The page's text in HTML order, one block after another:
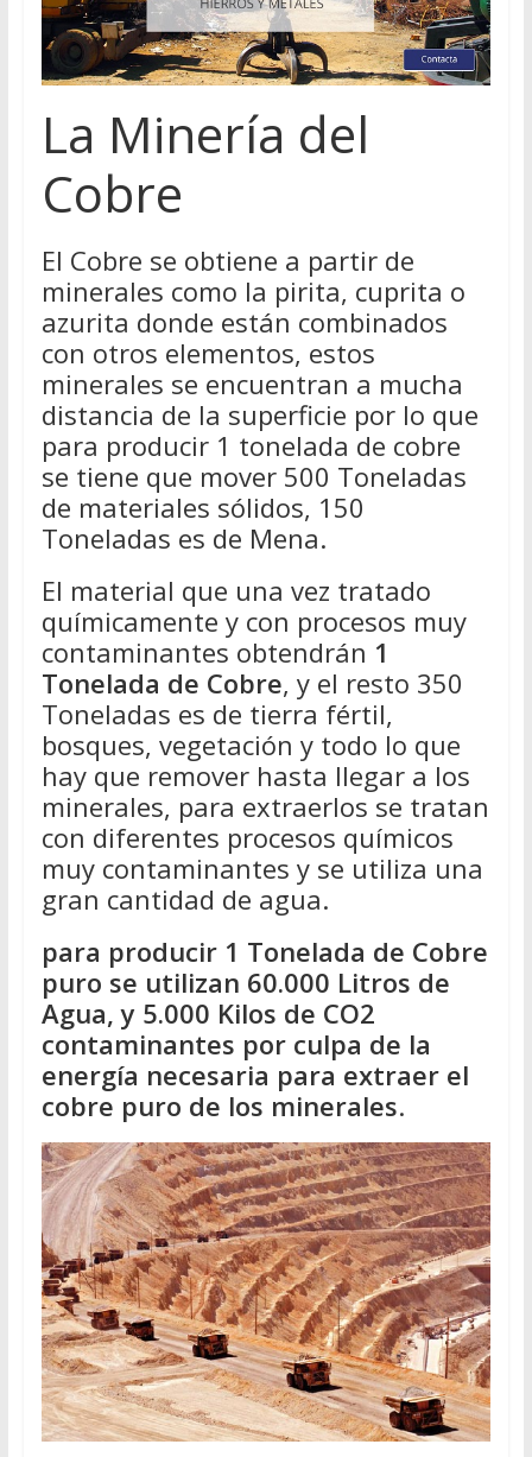
La Minería del
Cobre
El Cobre se obtiene a partir de
minerales como la pirita, cuprita o
azurita donde están combinados
con otros elementos, estos
minerales se encuentran a mucha
distancia de la superficie por lo que
para producir 1 tonelada de cobre
se tiene que mover 500 Toneladas
de materiales sólidos, 150
Toneladas es de Mena.
El material que una vez tratado
químicamente y con procesos muy
contaminantes obtendrán 1
Tonelada de Cobre, y el resto 350
Toneladas es de tierra fértil,
bosques, vegetación y todo lo que
hay que remover hasta llegar a los
minerales, para extraerlos se tratan
con diferentes procesos químicos
muy contaminantes y se utiliza una
gran cantidad de agua.
para producir 1 Tonelada de Cobre
puro se utilizan 60.000 Litros de
Agua, y 5.000 Kilos de CO2
contaminantes por culpa de la
energía necesaria para extraer el
cobre puro de los minerales.